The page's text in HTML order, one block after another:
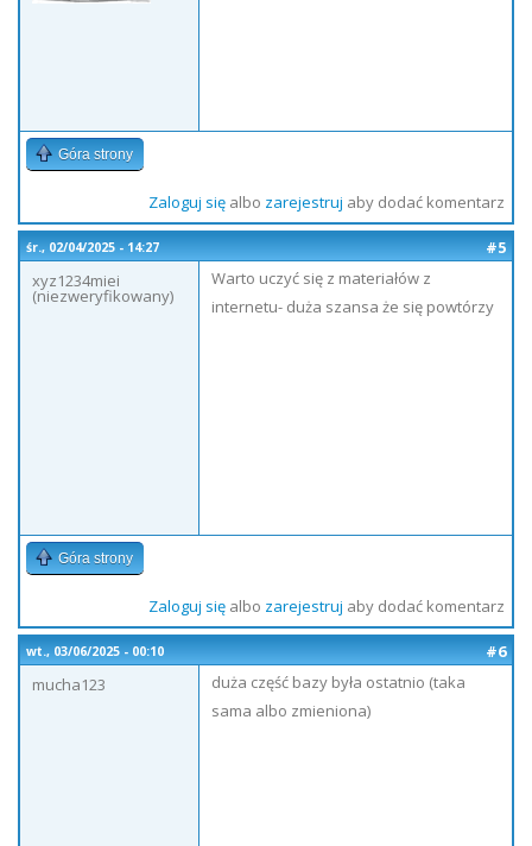
Góra strony
Zaloguj sięalbo zarejestruj aby dodać komentarz
śr., 02/04/2025 - 14:27
#5
xyz1234miei
(niezweryfikowany)
Warto uczyć się z materiałów z
internetu- duża szansa że się powtórzy
Góra strony
Zaloguj sięalbo zarejestruj aby dodać komentarz
wt., 03/06/2025 - 00:10
#6
mucha123
duża część bazy była ostatnio (taka
sama albo zmieniona)